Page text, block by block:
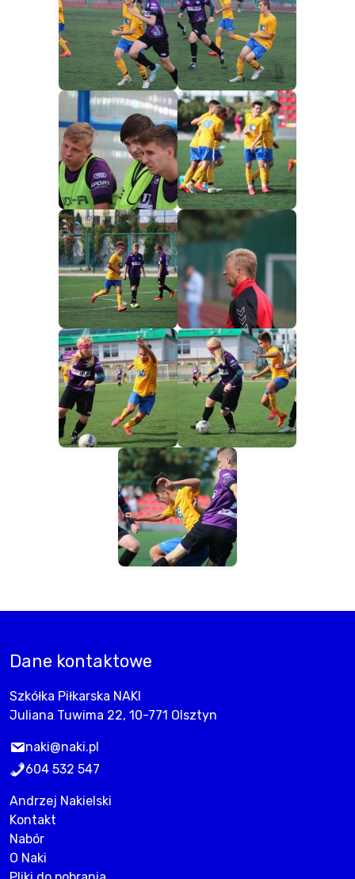
Dane kontaktowe
Szkółka Piłkarska NAKI
Juliana Tuwima 22, 10-771 Olsztyn
naki@naki.pl
604 532 547
Andrzej Nakielski
Kontakt
Nabór
O Naki